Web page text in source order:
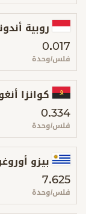
روبية
0.017
فلس/وحدة
كوانزا
0.334
فلس/وحدة
بيزو
7.625
فلس/وحدة